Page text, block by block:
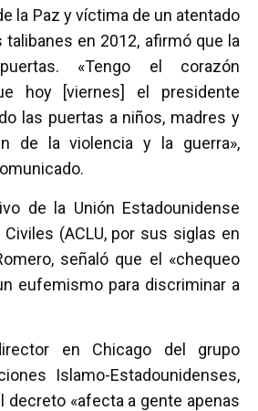
la Paz y víctima de un atentado
en 2012, afirmó que la
«Tengo el corazón
hoy [viernes] el presidente
las puertas a niños, madres y
de la violencia y la guerra»,
de la Unión Estadounidense
(ACLU, por sus siglas en
señaló que el «chequeo
eufemismo para discriminar a
en Chicago del grupo
Islamo-Estadounidenses,
decreto «afecta a gente apenas